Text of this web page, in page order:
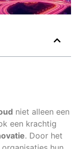
niet alleen een
een krachtig
. Door het